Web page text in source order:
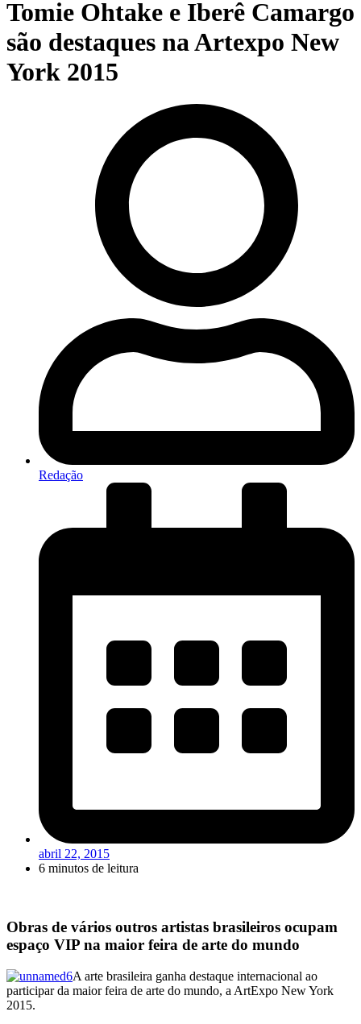
Tomie Ohtake e Iberê Camargo
são destaques na Artexpo New
York 2015
Redação
abril 22, 2015
6 minutos de leitura
Obras de vários outros artistas brasileiros ocupam
espaço VIP na maior feira de arte do mundo
A arte brasileira ganha destaque internacional ao
participar da maior feira de arte do mundo, a ArtExpo New York
2015.